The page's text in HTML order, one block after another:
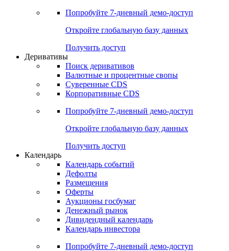
Попробуйте 7-дневный демо-доступ
Откройте глобальную базу данных
Получить доступ
Деривативы
Поиск деривативов
Валютные и процентные свопы
Суверенные CDS
Корпоративные CDS
Попробуйте 7-дневный демо-доступ
Откройте глобальную базу данных
Получить доступ
Календарь
Календарь событий
Дефолты
Размещения
Оферты
Аукционы госбумаг
Денежный рынок
Дивидендный календарь
Календарь инвестора
Попробуйте 7-дневный демо-доступ